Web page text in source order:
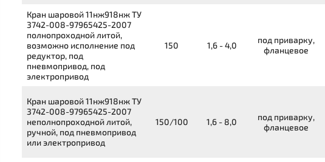
Кран шаровой11нж918нжТУ
3742-008-97965425-2007
полнопроходной литой,
возможно исполнение под
редуктор, под
пневмопривод, под
электропривод
150 1,6 - 4,0
под приварку,
фланцевое
Кран шаровой11нж918нжТУ
3742-008-97965425-2007
неполнопроходной литой,
ручной, под пневмопривод
или электропривод
150/100 1,6 - 8,0
под приварку,
фланцевое